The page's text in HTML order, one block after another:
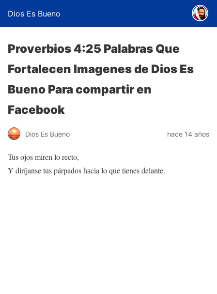
Dios Es Bueno
Proverbios 4:25 Palabras Que
Fortalecen Imagenes de Dios Es
Bueno Para compartir en
Facebook
Dios Es Bueno hace 14 años
Tus ojos miren lo recto,
Y diríjanse tus párpados hacia lo que tienes delante.